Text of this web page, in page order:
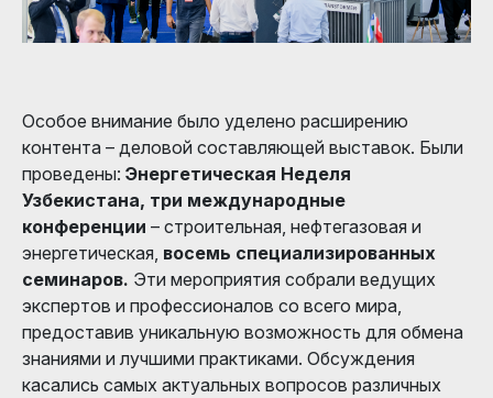
Особое внимание было уделено расширению
контента – деловой составляющей выставок. Были
проведены: Энергетическая Неделя
Узбекистана, три международные
конференции – строительная, нефтегазовая и
энергетическая, восемь специализированных
семинаров. Эти мероприятия собрали ведущих
экспертов и профессионалов со всего мира,
предоставив уникальную возможность для обмена
знаниями и лучшими практиками. Обсуждения
касались самых актуальных вопросов различных